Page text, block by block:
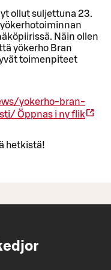
ollut suljettuna 23.
Näin ollen
yökerho Bran
toimenpiteet
yokerho-bran-
Öppnas i ny flik
hetkistä!